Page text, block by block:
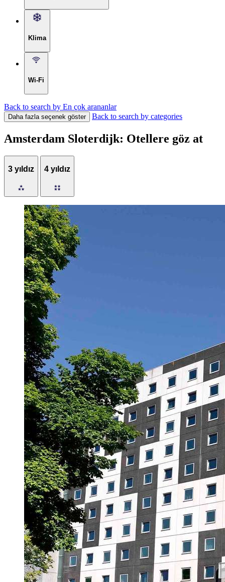
Klima
Wi-Fi
Back to search by En çok arananlar
Daha fazla seçenek göster Back to search by categories
Amsterdam Sloterdijk: Otellere göz at
3 yıldız 4 yıldız